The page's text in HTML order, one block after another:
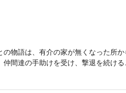
物語は、有介の家が無くなった所
間達の手助けを受け、撃退を続ける
る日常破壊系サイエンス・ファンタ